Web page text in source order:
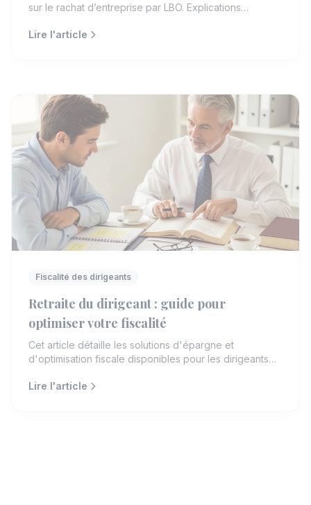
sur le rachat d’entreprise par LBO. Explications
l’endettement et à la fiscalité, et conseils pratiques
Lire l'article
Fiscalité des dirigeants
Retraite du dirigeant : guide pour
optimiser votre fiscalité
Cet article détaille les solutions d'épargne et
d'optimisation fiscale disponibles pour les dirigeants
mécanismes du PER et de l'apport-cession avec des
Lire l'article